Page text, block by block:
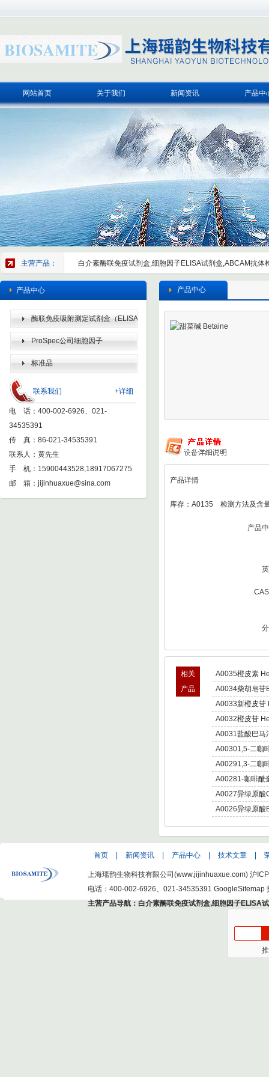
网站首页 关于我们 新闻资讯 产品中
主营产品： 白介素酶联免疫试剂盒,细胞因子ELISA试剂盒,ABCAM抗体
产品中心
酶联免疫吸附测定试剂盒（ELISA
KIT） ProSpec公司细胞因子
标准品
+详细
联系我们
电 话：400-002-6926、021-
34535391
传 真：86-021-34535391
联系人：黄先生
手 机：15900443528,18917067275
邮 箱： jijinhuaxue@sina.com
产品中心
产品详情
库存：A0135 检测方法及含
产品
相关
产品
A0035橙皮素
A0034柴胡皂苷
A0033新橙皮苷
A0032橙皮苷
A0031盐酸巴马
Palmatine
A00301,5-二咖
Dicaffeoylquinic
A00291,3-二咖
朝蓟素;菜蓟素
A00281-咖啡酰
A0027异绿原酸
Isochlorogenic
A0026异绿原酸
首页 新闻资讯 产品中心 技术文章
上海瑶韵生物科技有限公司(www.jijinhuaxue.com) 沪
电话：400-002-6926、021-34535391 GoogleSitemap
主营产品导航： 白介素酶联免疫试剂盒,细胞因子ELISA